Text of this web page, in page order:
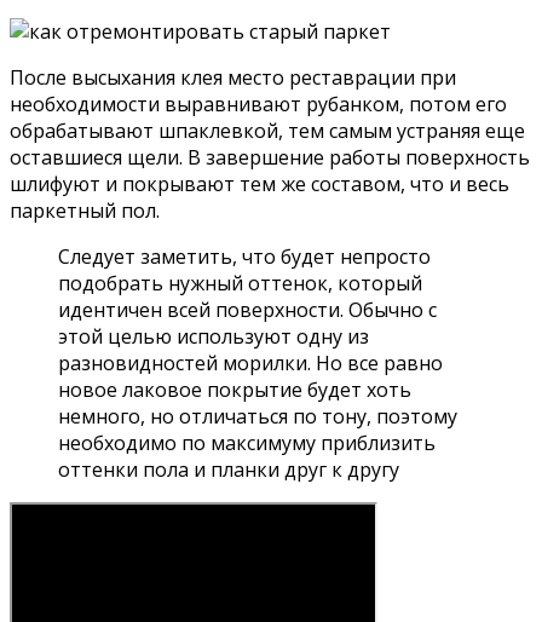
После высыхания клея место реставрации при
необходимости выравнивают рубанком, потом его
обрабатывают шпаклевкой, тем самым устраняя еще
оставшиеся щели. В завершение работы поверхность
шлифуют и покрывают тем же составом, что и весь
паркетный пол.
Следует заметить, что будет непросто
подобрать нужный оттенок, который
идентичен всей поверхности. Обычно с
этой целью используют одну из
разновидностей морилки. Но все равно
новое лаковое покрытие будет хоть
немного, но отличаться по тону, поэтому
необходимо по максимуму приблизить
оттенки пола и планки друг к другу